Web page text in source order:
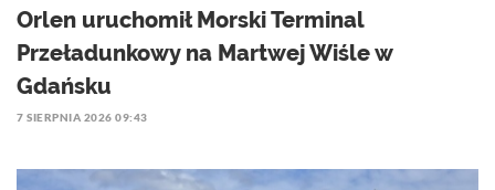
Orlen uruchomił Morski Terminal
Przeładunkowy na Martwej Wiśle w
Gdańsku
7 SIERPNIA 2026 09:43